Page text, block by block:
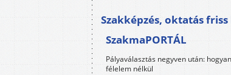
Szakképzés, oktatás
SzakmaPORTÁL
Pályaválasztás negyven után:
félelem nélkül